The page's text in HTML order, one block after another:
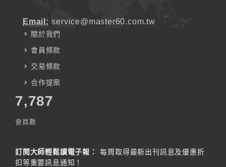
Email: service@master60.com.tw
關於我們
會員條款
交易條款
合作提案
7,787
會員數
訂閱大師輕鬆讀電子報：
每周取得最新出刊訊息及優惠折
扣等重要訊息通知！